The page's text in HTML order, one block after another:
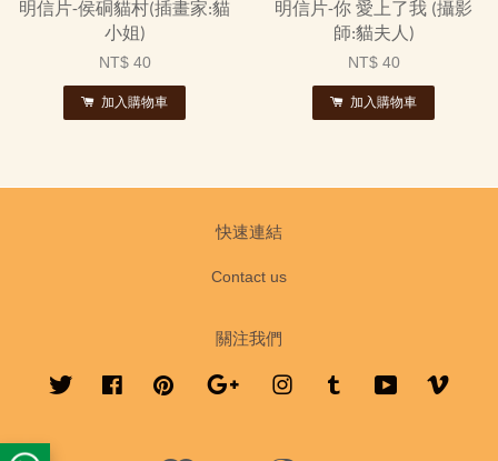
明信片-侯硐貓村(插畫家:貓
小姐)
NT$ 40
加入購物車
明信片-你 愛上了我 (攝影
師:貓夫人)
NT$ 40
加入購物車
快速連結
Contact us
關注我們
Twitter FacebookPinterest Google InstagramTumblr YouTube